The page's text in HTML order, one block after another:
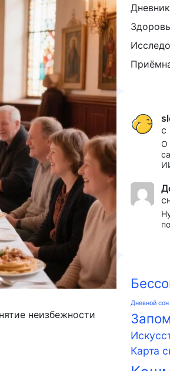
неизбежности
с
О
Дневной сон
Карта